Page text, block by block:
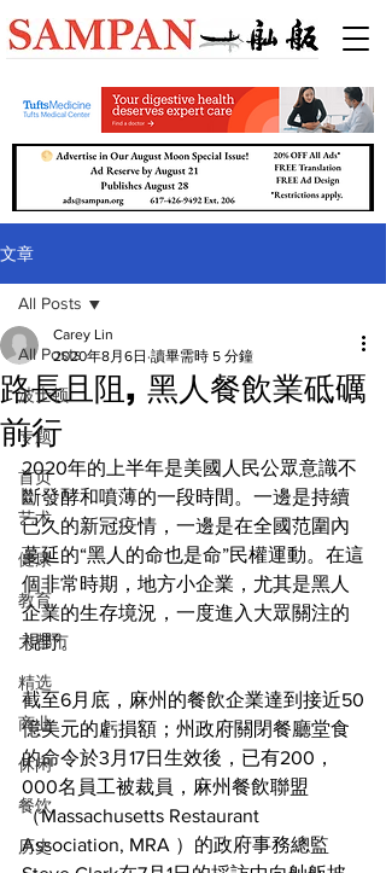
文章
All Posts
波士顿
专题
首页
艺术
健康
教育
大都市
精选
商业
休闲
餐饮
历史
All Posts
路長且阻, 黑人餐飲業砥礪
前行
Carey Lin
2020年8月6日 讀畢需時 5 分鐘
2020年的上半年是美國人民公眾意識不
斷發酵和噴薄的一段時間。一邊是持續
已久的新冠疫情，一邊是在全國范圍內
蔓延的“黑人的命也是命”民權運動。在這
個非常時期，地方小企業，尤其是黑人
企業的生存境況，一度進入大眾關注的
視野。
截至6月底，麻州的餐飲企業達到接近50
億美元的虧損額；州政府關閉餐廳堂食
的命令於3月17日生效後，已有200，
000名員工被裁員，麻州餐飲聯盟
（Massachusetts Restaurant
Association, MRA ）的政府事務總監